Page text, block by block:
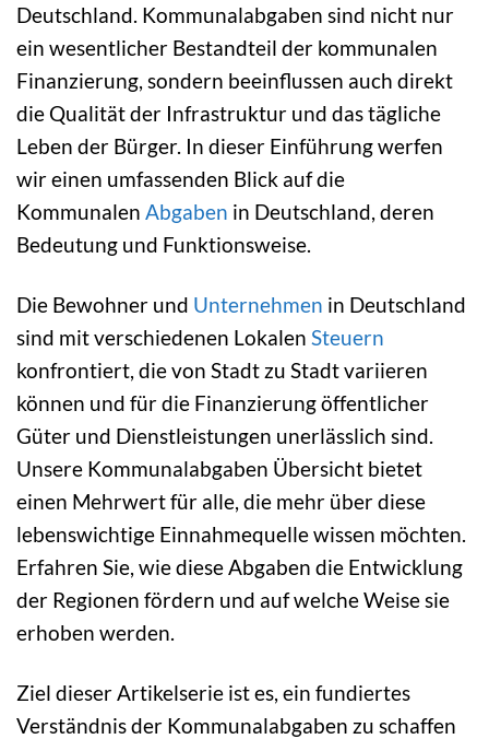
Deutschland. Kommunalabgaben sind nicht nur
ein wesentlicher Bestandteil der kommunalen
Finanzierung, sondern beeinflussen auch direkt
die Qualität der Infrastruktur und das tägliche
Leben der Bürger. In dieser Einführung werfen
wir einen umfassenden Blick auf die
Kommunalen Abgaben in Deutschland, deren
Bedeutung und Funktionsweise.
Die Bewohner und Unternehmen in Deutschland
sind mit verschiedenen Lokalen Steuern
konfrontiert, die von Stadt zu Stadt variieren
können und für die Finanzierung öffentlicher
Güter und Dienstleistungen unerlässlich sind.
Unsere Kommunalabgaben Übersicht bietet
einen Mehrwert für alle, die mehr über diese
lebenswichtige Einnahmequelle wissen möchten.
Erfahren Sie, wie diese Abgaben die Entwicklung
der Regionen fördern und auf welche Weise sie
erhoben werden.
Ziel dieser Artikelserie ist es, ein fundiertes
Verständnis der Kommunalabgaben zu schaffen